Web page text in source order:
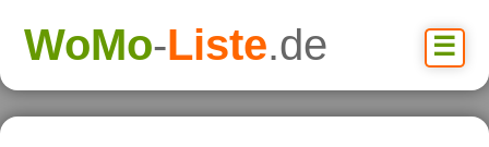
☰
WoMo-Liste.de